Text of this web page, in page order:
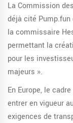
La Commission
déjà cité
la commissaire
permettant la
pour les
majeurs ».
En Europe, le
entrer en vigueur
exigences de